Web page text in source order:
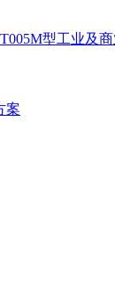
型工业及
案